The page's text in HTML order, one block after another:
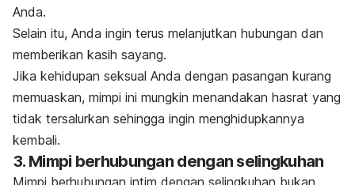
Anda.
Selain itu, Anda ingin terus melanjutkan hubungan dan
memberikan kasih sayang.
Jika kehidupan seksual Anda dengan pasangan kurang
memuaskan, mimpi ini mungkin menandakan hasrat yang
tidak tersalurkan sehingga ingin menghidupkannya
kembali.
3. Mimpi berhubungan dengan selingkuhan